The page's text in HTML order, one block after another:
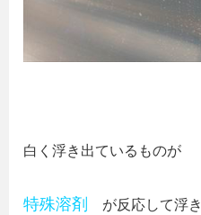
白く浮き出ているものが
特殊溶剤 が反応して浮